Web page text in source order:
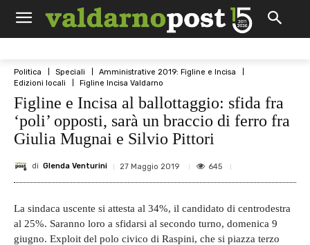
Politica Speciali
Amministrative 2019: Figline e Incisa
Edizioni locali
Figline Incisa Valdarno
Figline e Incisa al ballottaggio: sfida fra
‘poli’ opposti, sarà un braccio di ferro fra
Giulia Mugnai e Silvio Pittori
di Glenda Venturini 27 Maggio 2019 645
La sindaca uscente si attesta al 34%, il candidato di centrodestra
al 25%. Saranno loro a sfidarsi al secondo turno, domenica 9
giugno. Exploit del polo civico di Raspini, che si piazza terzo